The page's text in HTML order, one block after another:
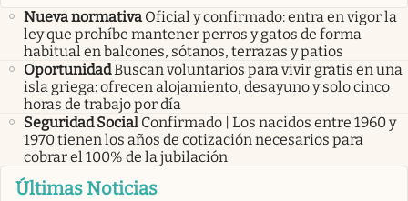
Nueva normativa Oficial y confirmado: entra en vigor la
ley que prohíbe mantener perros y gatos de forma
habitual en balcones, sótanos, terrazas y patios
OportunidadBuscan voluntarios para vivir gratis en una
isla griega: ofrecen alojamiento, desayuno y solo cinco
horas de trabajo por día
Seguridad Social Confirmado | Los nacidos entre 1960 y
1970 tienen los años de cotización necesarios para
cobrar el 100% de la jubilación
Últimas Noticias